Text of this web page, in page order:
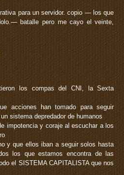
para un servidor. copio — los que
batalle pero me cayo el veinte,
los compas del CNI, la Sexta
acciones han tomado para seguir
sistema depredador de humanos
impotencia y coraje al escuchar a los
y que ellos iban a seguir solos hasta
los que estamos encontra de las
el SISTEMA CAPITALISTA que nos